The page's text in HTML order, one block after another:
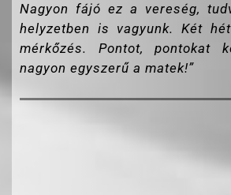
Nagyon fájó ez a vereség,
helyzetben is vagyunk. Két
mérkőzés. Pontot, pontokat
nagyon egyszerű a matek!”